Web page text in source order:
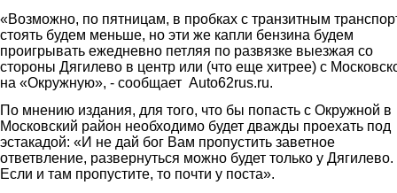
«Возможно, по пятницам, в пробках с транзитным
стоять будем меньше, но эти же капли бензина будем
проигрывать ежедневно петляя по развязке выезжая со
стороны Дягилево в центр или (что еще хитрее) с
на «Окружную», - сообщает Auto62rus.ru.
По мнению издания, для того, что бы попасть с Окружной в
Московский район необходимо будет дважды проехать под
эстакадой: «И не дай бог Вам пропустить заветное
ответвление, развернуться можно будет только у Дягилево.
Если и там пропустите, то почти у поста».